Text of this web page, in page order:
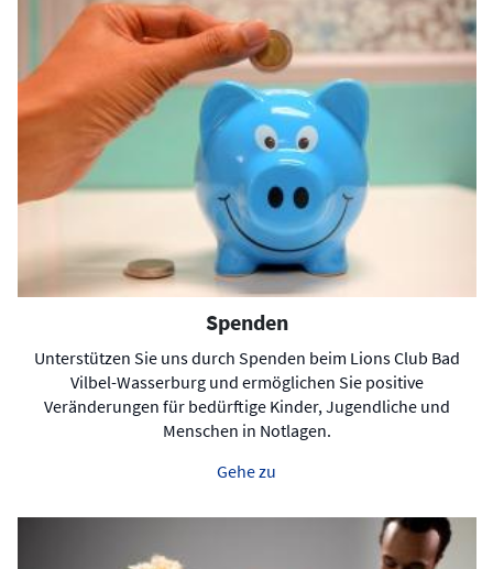
Spenden
Unterstützen Sie uns durch Spenden beim Lions Club Bad
Vilbel-Wasserburg und ermöglichen Sie positive
Veränderungen für bedürftige Kinder, Jugendliche und
Menschen in Notlagen.
Gehe zu